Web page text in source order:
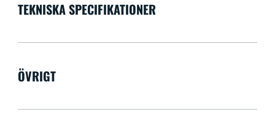
TEKNISKA SPECIFIKATIONER
ÖVRIGT